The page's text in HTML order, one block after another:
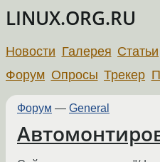
LINUX.ORG.RU
Новости Галерея Статьи
Форум Опросы Трекер
Форум — General